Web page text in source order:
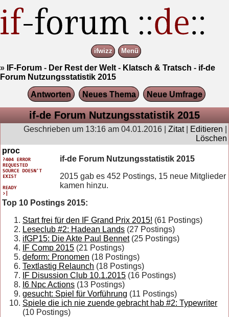
ifwizz Menü
» IF-Forum - Der Rest der Welt - Klatsch & Tratsch - if-de
Forum Nutzungsstatistik 2015
Antworten
Neues Thema Neue Umfrage
if-de Forum Nutzungsstatistik 2015
Geschrieben um 13:16 am 04.01.2016 | Zitat| Editieren
Löschen
proc
if-de Forum Nutzungsstatistik 2015
2015 gab es 452 Postings, 15 neue Mitglieder
kamen hinzu.
Top 10 Postings 2015:
Start frei für den IF Grand Prix 2015! (61 Postings)
Leseclub #2: Hadean Lands (27 Postings)
ifGP15: Die Akte Paul Bennet(25 Postings)
IF Comp 2015 (21 Postings)
deform: Pronomen (18 Postings)
Textlastig Relaunch (18 Postings)
IF Disussion Club 10.1.2015 (16 Postings)
I6 Npc Actions (13 Postings)
gesucht: Spiel für Vorführung (11 Postings)
Spiele die ich nie zuende gebracht hab #2: Typewriter
(10 Postings)